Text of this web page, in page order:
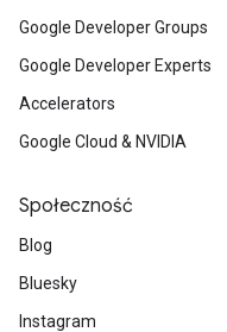
Google Developer Groups
Google Developer Experts
Accelerators
Google Cloud & NVIDIA
Społeczność
Blog
Bluesky
Instagram